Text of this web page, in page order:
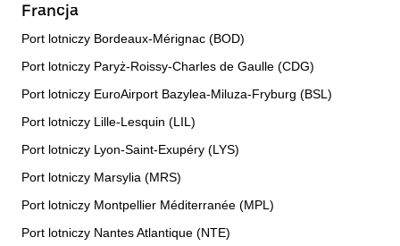
Francja
Port lotniczy Bordeaux-Mérignac (BOD)
Port lotniczy Paryż-Roissy-Charles de Gaulle (CDG)
Port lotniczy EuroAirport Bazylea-Miluza-Fryburg (BSL)
Port lotniczy Lille-Lesquin (LIL)
Port lotniczy Lyon-Saint-Exupéry (LYS)
Port lotniczy Marsylia (MRS)
Port lotniczy Montpellier Méditerranée (MPL)
Port lotniczy Nantes Atlantique (NTE)